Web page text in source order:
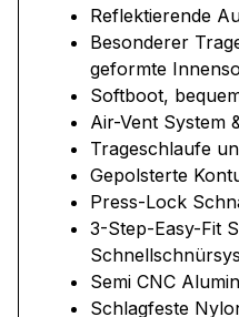
Reflektierende
Besonderer
geformte
Softboot,
Air-Vent System
Trageschlaufe
Gepolsterte
Press-Lock
3-Step-Easy-Fit
Semi CNC
Schlagfeste